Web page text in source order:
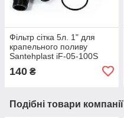
Фільтр сітка 5л. 1" для
крапельного поливу
Santehplast iF-05-100S
140 ₴
Подібні товари компанії